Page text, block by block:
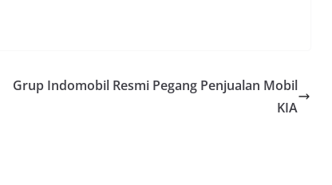
Grup Indomobil Resmi Pegang Penjualan Mobil
KIA